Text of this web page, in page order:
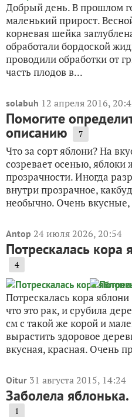
Добрый день. В прошлом
маленький прирост.
корневая шейка
обработали бордоской
проводили обработки от
часть плодов в...
solabuh 12 апреля 2016,
Помогите
описанию 7
Что за сорт яблони? На
созревает осенью,
прозрачности. Иногда
внутри прозрачное,
необычно. Очень вкусные,
Antop 24 июля 2026, 20:54
Потрескалась кора
4
Потрескалась кора
что это рак, и срубила
см с такой же корой и
вырастить здоровое
вкусная, красная. Очень
Oitur 31 августа 2015, 14:24
Заболела
1